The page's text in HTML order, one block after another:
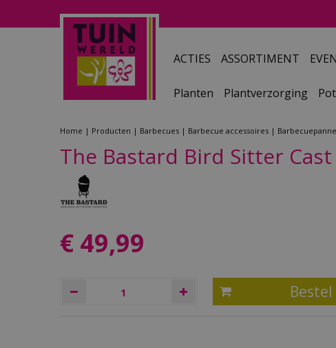
Home Producten Barbecues Barbecue accessoires
ACTIES ASSORTIMENT
Planten Plantverzorging
The Bastard Bird Sitter
€ 49,99